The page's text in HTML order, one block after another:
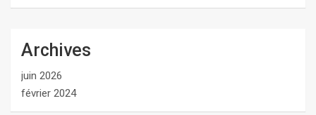
Archives
juin 2026
février 2024